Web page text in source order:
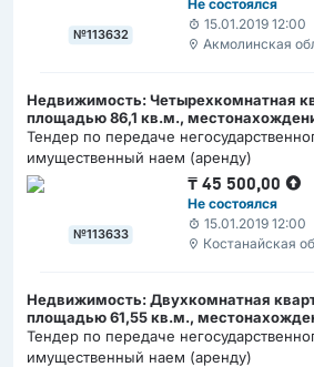
№113632
Не состоялся
15.01.2019 12:00
Акмолинская
Недвижимость: Четырехкомнатная
площадью 86,1 кв.м.,
Тендер по передаче
имущественный наем (аренду)
№113633
₸45 500,00
Не состоялся
15.01.2019 12:00
Костанайская
Недвижимость: Двухкомнатная
площадью 61,55 кв.м.,
Каменогорск
Тендер по передаче
имущественный наем (аренду)